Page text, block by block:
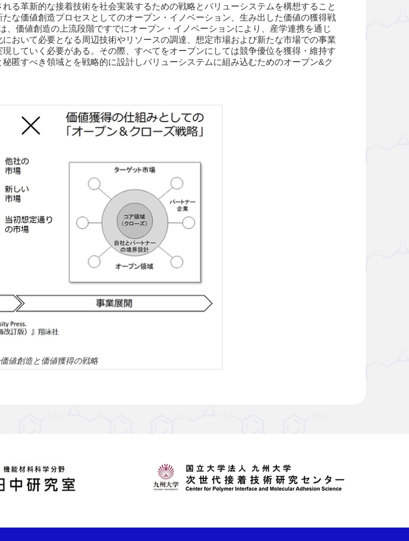
る革新的な接着技術を社会実装するための戦略とバリューシステムを構想すること
な価値創造プロセスとしてのオープン・イノベーション、生み出した価値の獲得戦
価値創造の上流段階ですでにオープン・イノベーションにより、産学連携を通じ
おいて必要となる周辺技術やリソースの調達、想定市場および新たな市場での事業
していく必要がある。その際、すべてをオープンにしては競争優位を獲得・維持す
匿すべき領域とを戦略的に設計しバリューシステムに組み込むためのオープン&ク
値創造と価値獲得の戦略